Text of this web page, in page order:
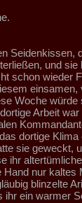
Seidenkissen,
und
schon wieder
Woche würde
Arbeit
dortige Klima
sie geweckt,
ihr
nur kaltes
blinzelte
ein warmer